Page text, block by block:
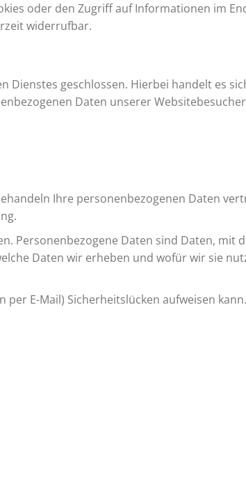
oder den Zugriff auf Informationen im
widerrufbar.
Dienstes geschlossen. Hierbei handelt es
Daten unserer
Ihre personenbezogenen Daten
Personenbezogene Daten sind Daten, mit
Daten wir erheben und wofür wir sie
E-Mail) Sicherheitslücken aufweisen